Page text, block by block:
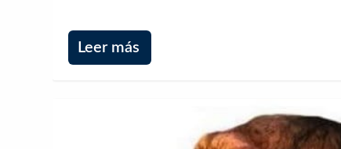
Leer más